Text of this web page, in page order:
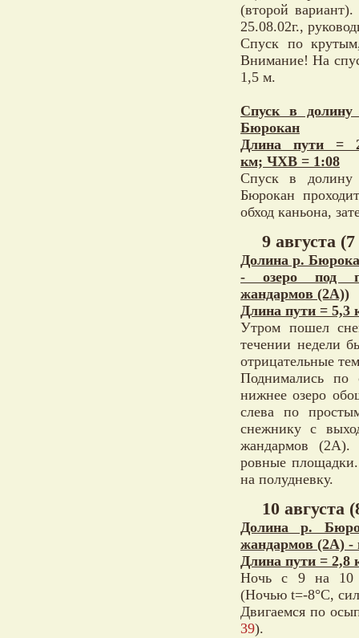
(второй
25.08.02г.,
Спуск по
Внимание! На
1,5 м.
Спуск в
Бюрокан
Длина пути =
км; ЧХВ = 1:08
Спуск в
Бюрокан
обход каньона,
9 августа
Долина р.
- озеро под
жандармов (2А))
Длина пути =
Утром пошел
течении недели
отрицательные
Поднимались
нижнее озеро
слева по
снежнику с
жандармов (2А).
ровные
на полудневку.
10 августа
Долина р.
жандармов (2А) -
Длина пути =
Ночь с 9 на 10
(Ночью t=-8°С,
Двигаемся по
39).